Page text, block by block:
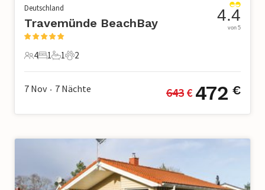
Deutschland
Travemünde BeachBay
4 Gäste
4
1 Schlafzimmer
1
1 Badezimmer
1
2 Haustiere
2
4.4
von 5
7 Nov • 7 Nächte 643 € 472 €